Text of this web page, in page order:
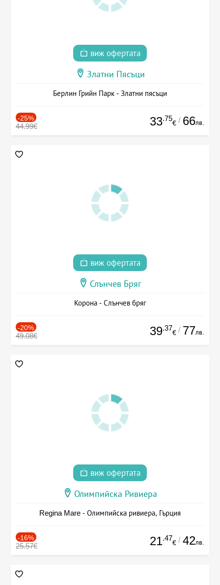
виж офертата
Златни Пясъци
Берлин Грийн Парк - Златни пясъци
-25%
44.99€ 33.75
€ / 66лв.
виж офертата
Слънчев Бряг
Корона - Слънчев бряг
-20%
49.08€ 39.37
€ / 77лв.
виж офертата
Олимпийска Ривиера
Regina Mare - Олимпийска ривиера, Гърция
-16%
25.57€ 21.47
€ / 42лв.